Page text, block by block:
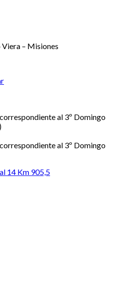
– Misiones
al 3º Domingo
al 3º Domingo
14 Km 905,5